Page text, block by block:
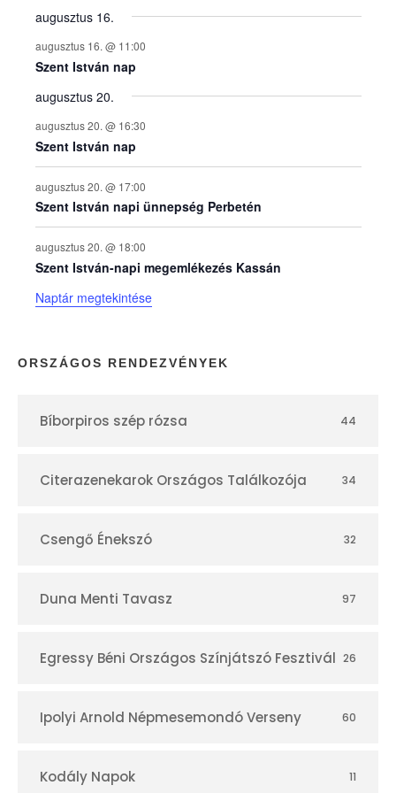
y
e
k
n
a
p
t
r
augusztus 16.
augusztus 16. @ 11:00
Szent István nap
augusztus 20.
augusztus 20. @ 16:30
Szent István nap
augusztus 20. @ 17:00
Szent István napi ünnepség Perbetén
augusztus 20. @ 18:00
Szent István-napi megemlékezés Kassán
Naptár megtekintése
ORSZÁGOS RENDEZVÉNYEK
Bíborpiros szép rózsa 44
Citerazenekarok Országos Találkozója 34
Csengő Énekszó 32
Duna Menti Tavasz 97
Egressy Béni Országos Színjátszó Fesztivál 26
Ipolyi Arnold Népmesemondó Verseny 60
Kodály Napok 11